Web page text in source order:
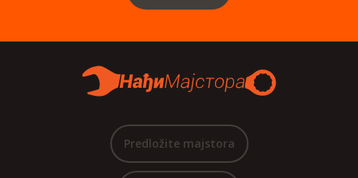
Predložite majstora